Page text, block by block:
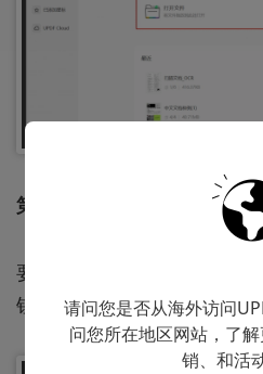
请问您是否从海外访问
问您所在地区网站，了
销、和活
第 2 步：点击评论按钮
要对 PDF 文件进行注释，请
钮，注释工具将出现在